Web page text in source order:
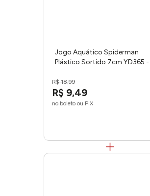
Jogo Aquático Spiderman
Plástico Sortido 7cm YD365 -
R$ 18,99
R$ 9,49
no boleto ou PIX